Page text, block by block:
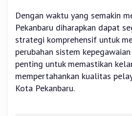
Dengan waktu yang semakin
Pekanbaru diharapkan dapat
strategi komprehensif untuk
perubahan sistem
penting untuk memastikan
mempertahankan kualitas
Kota Pekanbaru.